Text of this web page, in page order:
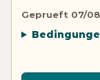
Geprueft 07/